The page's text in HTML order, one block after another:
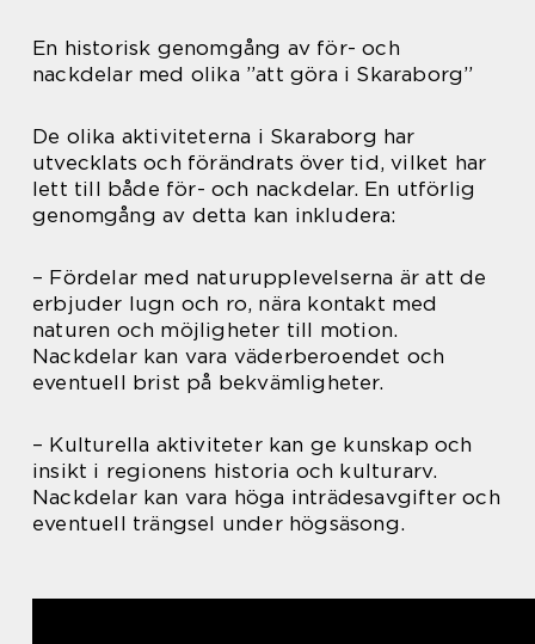
En historisk genomgång av för- och
nackdelar med olika ”att göra i Skaraborg”
De olika aktiviteterna i Skaraborg har
utvecklats och förändrats över tid, vilket har
lett till både för- och nackdelar. En utförlig
genomgång av detta kan inkludera:
– Fördelar med naturupplevelserna är att de
erbjuder lugn och ro, nära kontakt med
naturen och möjligheter till motion.
Nackdelar kan vara väderberoendet och
eventuell brist på bekvämligheter.
– Kulturella aktiviteter kan ge kunskap och
insikt i regionens historia och kulturarv.
Nackdelar kan vara höga inträdesavgifter och
eventuell trängsel under högsäsong.